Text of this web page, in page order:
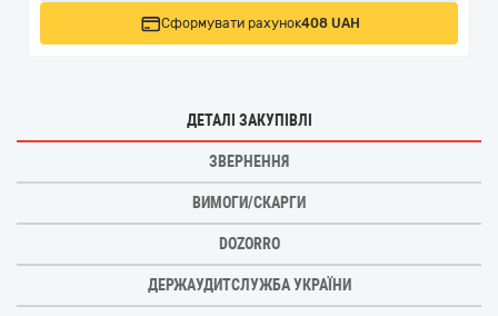
Сформувати рахунок408 UAH
ДЕТАЛІ ЗАКУПІВЛІ
ЗВЕРНЕННЯ
ВИМОГИ/СКАРГИ
DOZORRO
ДЕРЖАУДИТСЛУЖБА УКРАЇНИ